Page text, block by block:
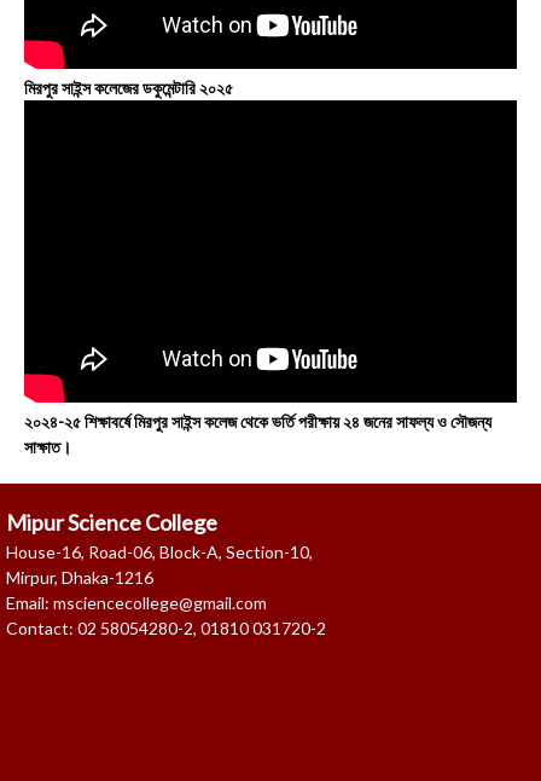
মিরপুর সাইন্স কলেজের ডকুমেন্টারি ২০২৫
২০২৪-২৫ শিক্ষাবর্ষে মিরপুর সাইন্স কলেজ থেকে ভর্তি পরীক্ষায় ২৪ জনের সাফল্য ও সৌজন্য
সাক্ষাত।
Mipur Science College
House-16, Road-06, Block-A, Section-10,
Mirpur, Dhaka-1216
Email: msciencecollege@gmail.com
Contact: 02 58054280-2, 01810 031720-2